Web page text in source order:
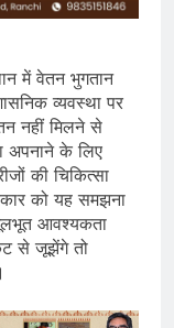
में वेतन भुगतान
व्यवस्था पर
नहीं मिलने से
अपनाने के लिए
की चिकित्सा
को यह समझना
आवश्यकता
से जूझेंगे तो